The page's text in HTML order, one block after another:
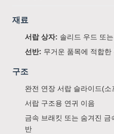
재료
서랍 상자: 솔리드 우드 또
선반: 무거운 품목에 적합
구조
완전 연장 서랍 슬라이드(
서랍 구조용 연귀 이음
금속 브래킷 또는 숨겨진
반